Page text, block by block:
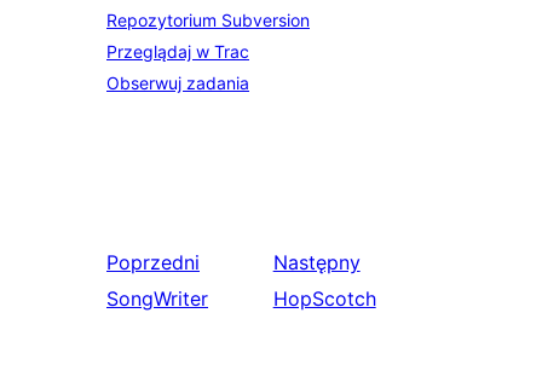
Repozytorium Subversion
Przeglądaj w Trac
Obserwuj zadania
Poprzedni
SongWriter
Następny
HopScotch